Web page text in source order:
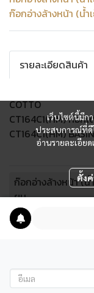
ก๊อกอ่างล้างหน้า (น้
รายละเอียดสินค้า
COTTO
CT164C1(HM) ก๊อก
CT164C1(HM)
ก๊อกอ่างล้างหน้า (น้
ยม
เว็บไซต์นี้มีก
ประสบการณ์ที่ดี
อ่านรายละเอีย
ตั้ง